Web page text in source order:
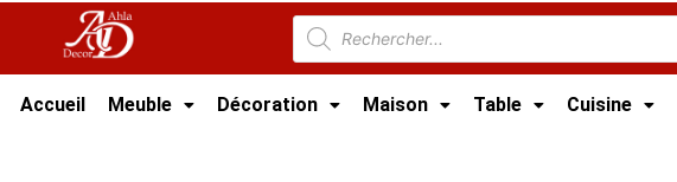
Accueil Meuble Décoration Maison Table Cuisine